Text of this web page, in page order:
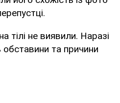
тілі не виявили. Наразі
та причини